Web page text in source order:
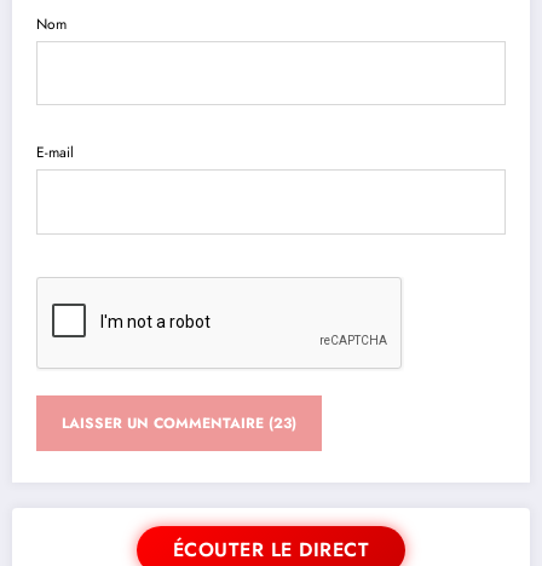
Nom
E-mail
ÉCOUTER LE DIRECT